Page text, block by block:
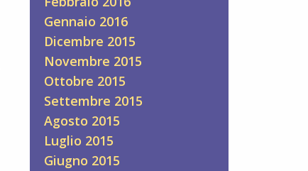
Gennaio 2016
Dicembre 2015
Novembre 2015
Ottobre 2015
Settembre 2015
Agosto 2015
Luglio 2015
Giugno 2015